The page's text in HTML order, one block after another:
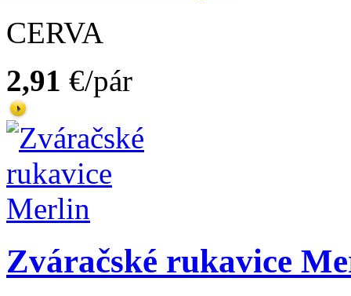
CERVA
2,91 €/pár
Zváračské rukavice